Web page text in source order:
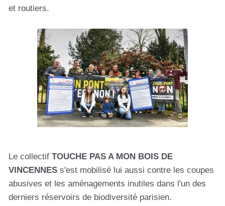
et routiers.
Le collectif TOUCHE PAS A MON BOIS DE
VINCENNES s'est mobilisé lui aussi contre les coupes
abusives et les aménagements inutiles dans l'un des
derniers réservoirs de biodiversité parisien.